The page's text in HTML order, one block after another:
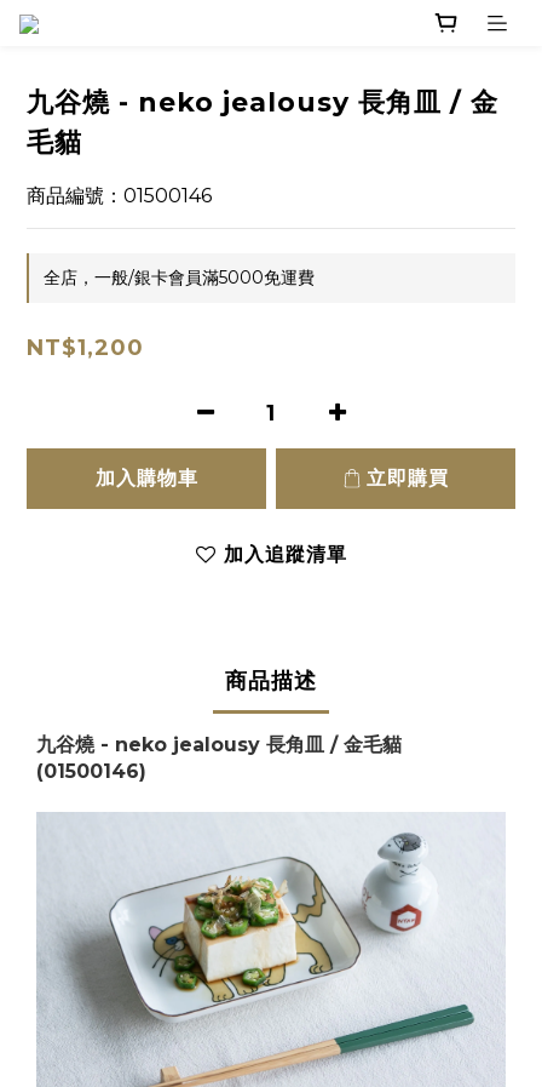
九谷燒 - neko jealousy 長角皿 / 金
毛貓
商品編號：01500146
全店，一般/銀卡會員滿5000免運費
NT$1,200
加入購物車 立即購買
加入追蹤清單
商品描述
九谷燒 - neko jealousy 長角皿 / 金毛貓
(01500146)